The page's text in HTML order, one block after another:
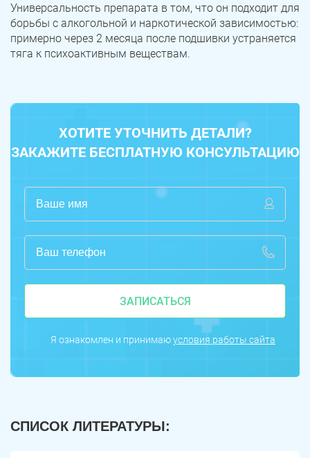
Универсальность препарата в том, что он подходит для
борьбы с алкогольной и наркотической зависимостью:
примерно через 2 месяца после подшивки устраняется
тяга к психоактивным веществам.
ХОТИТЕ УТОЧНИТЬ ДЕТАЛИ?
ЗАКАЖИТЕ БЕСПЛАТНУЮ КОНСУЛЬТАЦИЮ
ЗАПИСАТЬСЯ
Я ознакомлен и принимаюусловия работы сайта
СПИСОК ЛИТЕРАТУРЫ: